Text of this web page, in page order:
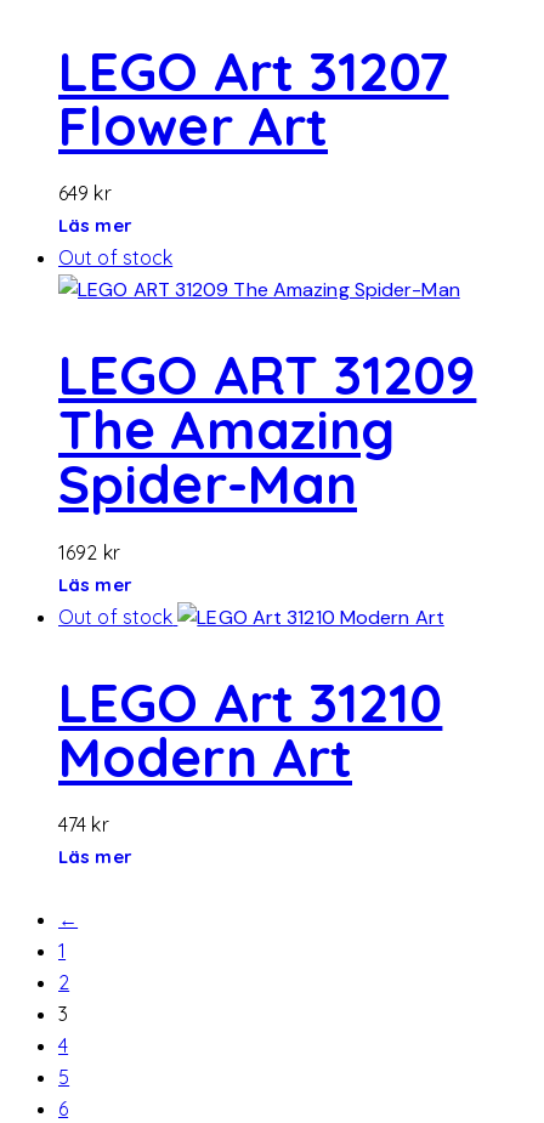
LEGO Art 31207
Flower Art
649 kr
Läs mer
Out of stock
LEGO ART 31209
The Amazing
Spider-Man
1692 kr
Läs mer
Out of stock
LEGO Art 31210
Modern Art
474 kr
Läs mer
←
1
2
3
4
5
6